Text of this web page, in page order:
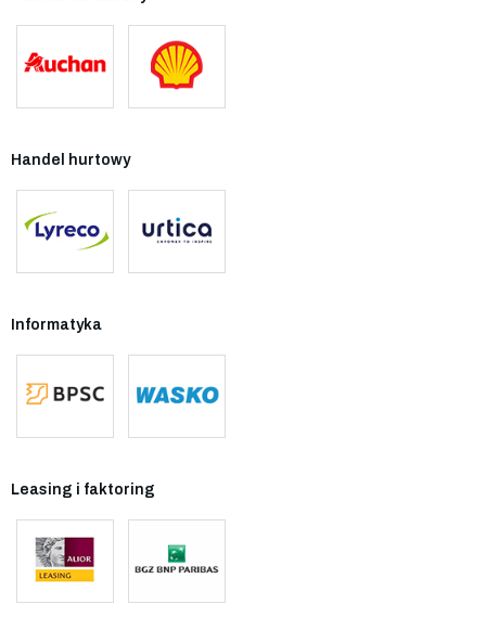
Handel hurtowy
Informatyka
Leasing i faktoring